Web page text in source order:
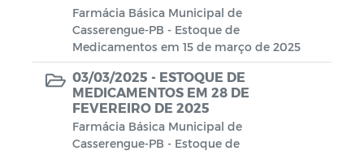
Farmácia Básica Municipal de
Casserengue-PB - Estoque de
Medicamentos em 15 de março de 2025
03/03/2025 - ESTOQUE DE
MEDICAMENTOS EM 28 DE
FEVEREIRO DE 2025
Farmácia Básica Municipal de
Casserengue-PB - Estoque de